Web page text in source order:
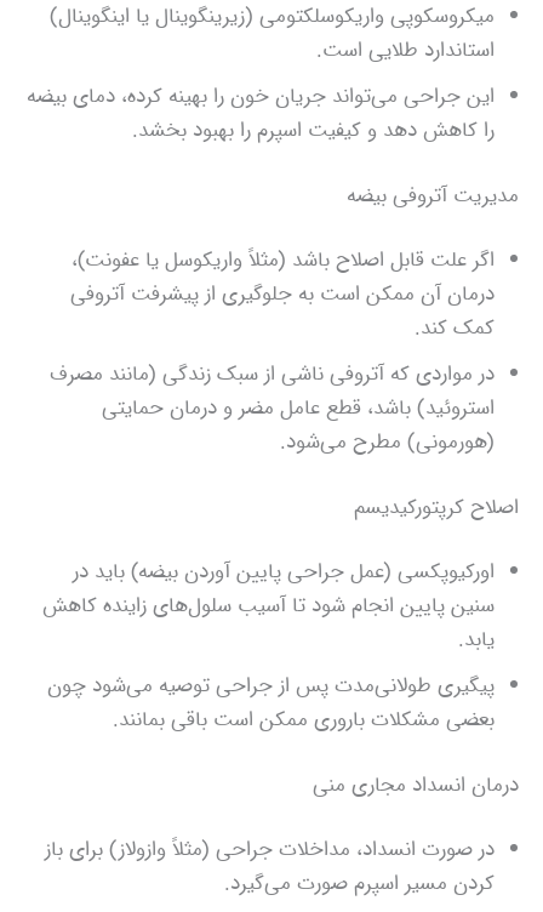
میکروسکوپی واریکوسلکتومی (زیرینگوینال یا اینگوینال)
استاندارد طلایی است.
این جراحی می‌تواند جریان خون را بهینه کرده، دمای بیضه
را کاهش دهد و کیفیت اسپرم را بهبود بخشد.
مدیریت آتروفی بیضه
اگر علت قابل اصلاح باشد (مثلاً واریکوسل یا عفونت)،
درمان آن ممکن است به جلوگیری از پیشرفت آتروفی
کمک کند.
در مواردی که آتروفی ناشی از سبک زندگی (مانند مصرف
استروئید) باشد، قطع عامل مضر و درمان حمایتی
(هورمونی) مطرح می‌شود.
اصلاح کرپتورکیدیسم
اورکیوپکسی (عمل جراحی پایین آوردن بیضه) باید در
سنین پایین انجام شود تا آسیب سلول‌های زاینده کاهش
یابد.
پیگیری طولانی‌مدت پس از جراحی توصیه می‌شود چون
بعضی مشکلات باروری ممکن است باقی بمانند.
درمان انسداد مجاری منی
در صورت انسداد، مداخلات جراحی (مثلاً وازولاز) برای باز
کردن مسیر اسپرم صورت می‌گیرد.